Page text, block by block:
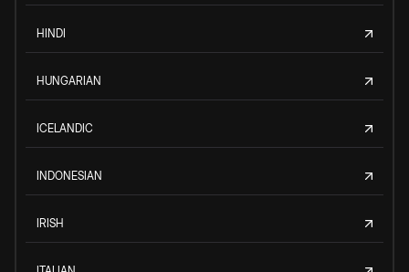
HINDI
HUNGARIAN
ICELANDIC
INDONESIAN
IRISH